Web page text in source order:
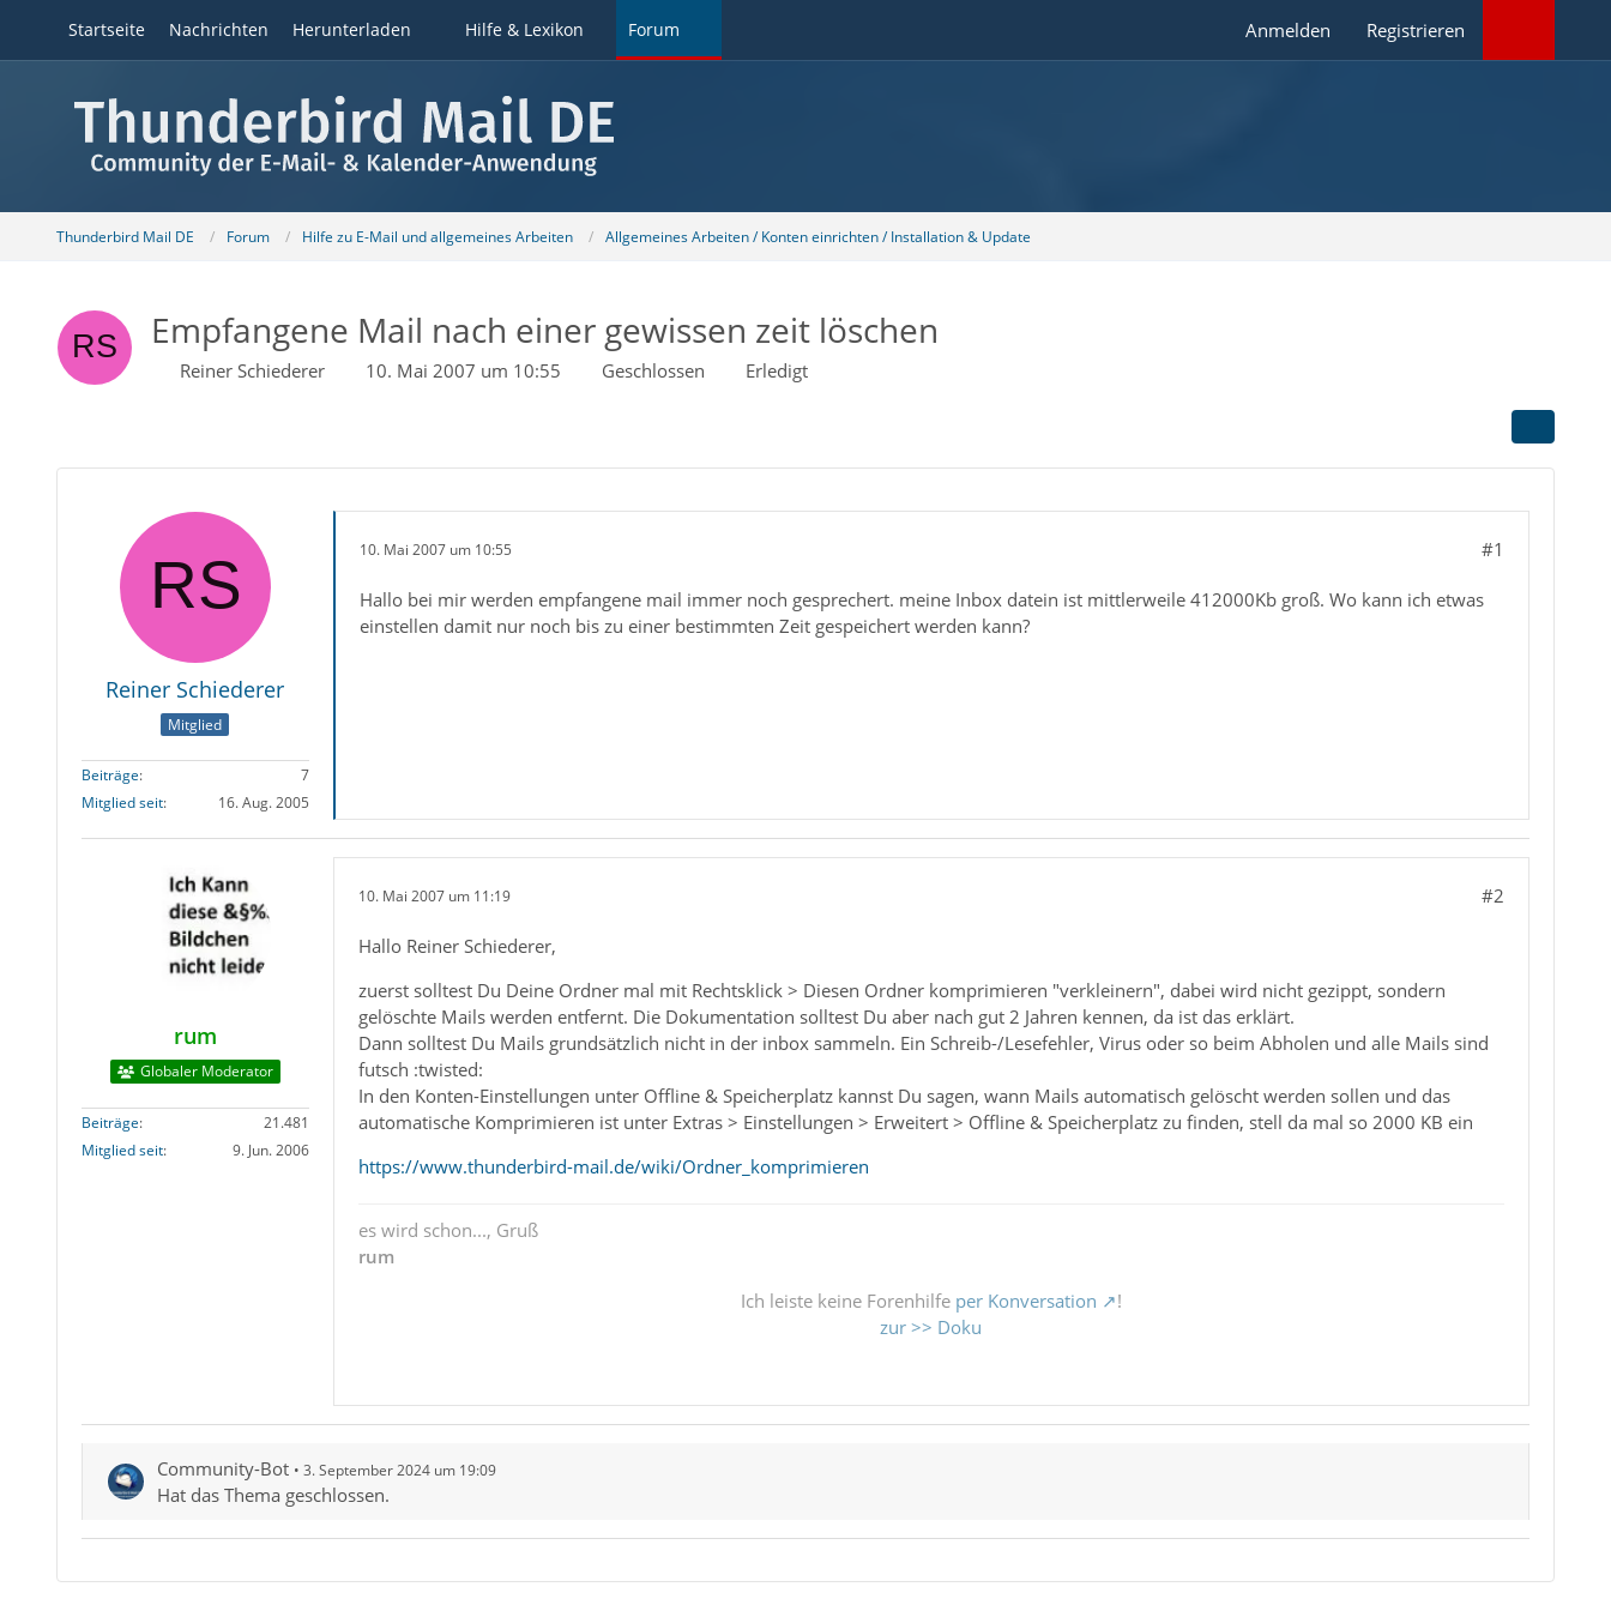
Startseite Nachrichten Herunterladen Hilfe & Lexikon Forum Anmelden Registrieren
Thunderbird Mail DE Forum Hilfe zu E-Mail und allgemeines Arbeiten Allgemeines Arbeiten / Konten einrichten / Installation & Update
Empfangene Mail nach einer gewissen zeit löschen
Reiner Schiederer 10. Mai 2007 um 10:55 Geschlossen Erledigt
Reiner Schiederer
Mitglied
Beiträge
7
Mitglied seit
16. Aug. 2005
10. Mai 2007 um 10:55 #1
Hallo bei mir werden empfangene mail immer noch gesprechert. meine Inbox datein ist mittlerweile 412000Kb groß. Wo kann ich etwas
einstellen damit nur noch bis zu einer bestimmten Zeit gespeichert werden kann?
rum
Globaler Moderator
Beiträge
21.481
Mitglied seit
9. Jun. 2006
10. Mai 2007 um 11:19 #2
Hallo Reiner Schiederer,
zuerst solltest Du Deine Ordner mal mit Rechtsklick > Diesen Ordner komprimieren "verkleinern", dabei wird nicht gezippt, sondern
gelöschte Mails werden entfernt. Die Dokumentation solltest Du aber nach gut 2 Jahren kennen, da ist das erklärt.
Dann solltest Du Mails grundsätzlich nicht in der inbox sammeln. Ein Schreib-/Lesefehler, Virus oder so beim Abholen und alle Mails sind
futsch :twisted:
In den Konten-Einstellungen unter Offline & Speicherplatz kannst Du sagen, wann Mails automatisch gelöscht werden sollen und das
automatische Komprimieren ist unter Extras > Einstellungen > Erweitert > Offline & Speicherplatz zu finden, stell da mal so 2000 KB ein
https://www.thunderbird-mail.de/wiki/Ordner_komprimieren
es wird schon..., Gruß
rum
Ich leiste keine Forenhilfe per Konversation
!
zur >> Doku
Community-Bot 3. September 2024 um 19:09
Hat das Thema geschlossen.